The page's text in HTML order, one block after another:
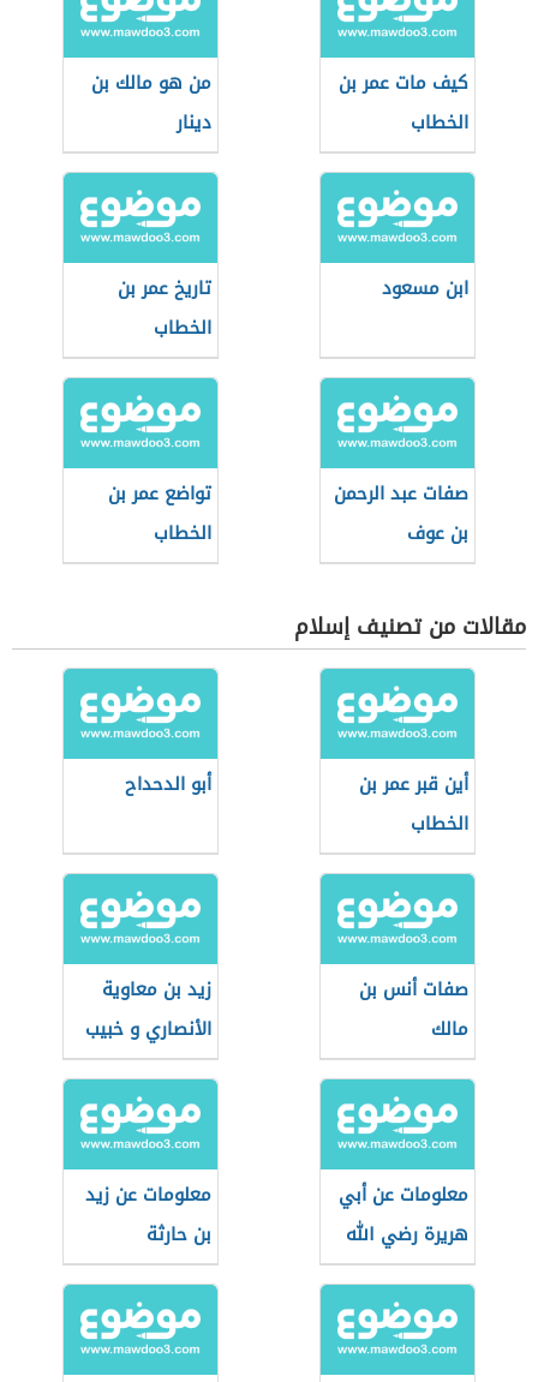
كيف مات عمر بن
الخطاب
من هو مالك بن
دينار
ابن مسعود
تاريخ عمر بن
الخطاب
صفات عبد الرحمن
بن عوف
تواضع عمر بن
الخطاب
مقالات من تصنيف إسلام
أين قبر عمر بن
الخطاب
أبو الدحداح
صفات أنس بن
مالك
زيد بن معاوية
الأنصاري و خبيب
بن عدي
معلومات عن أبي
هريرة رضي الله
عنه
معلومات عن زيد
بن حارثة